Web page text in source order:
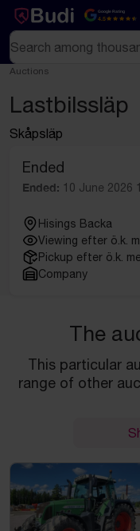
Skip to content
Text-based (markdown)
Google Rating
4.5
Search
Auctions
Lastbilssläp
Skåpsläp
Ended
Ended: 10 June 2026
Hisings Backa
Viewing efter ö.k.
Pickup efter ö.k.
Company
The
This particular
range of other